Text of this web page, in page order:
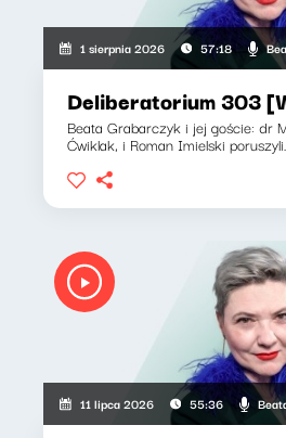
1 sierpnia 2026 57:18
Deliberatorium 303
Beata Grabarczyk i jej goście: dr
Ćwiklak, i Roman Imielski
11 lipca 2026 55:36